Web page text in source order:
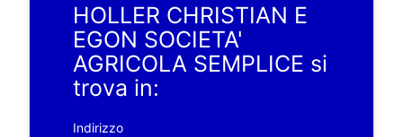
HOLLER CHRISTIAN E
EGON SOCIETA'
AGRICOLA SEMPLICE si
trova in:
Indirizzo